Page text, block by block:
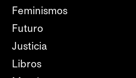
Feminismos
Futuro
Justicia
Libros